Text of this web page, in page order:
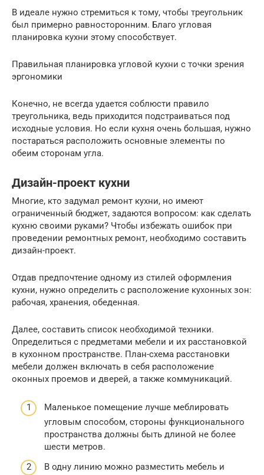
В идеале нужно стремиться к тому, чтобы треугольник
был примерно равносторонним. Благо угловая
планировка кухни этому способствует.
Правильная планировка угловой кухни с точки зрения
эргономики
Конечно, не всегда удается соблюсти правило
треугольника, ведь приходится подстраиваться под
исходные условия. Но если кухня очень большая, нужно
постараться расположить основные элементы по
обеим сторонам угла.
Дизайн-проект кухни
Многие, кто задумал ремонт кухни, но имеют
ограниченный бюджет, задаются вопросом: как сделать
кухню своими руками? Чтобы избежать ошибок при
проведении ремонтных ремонт, необходимо составить
дизайн-проект.
Отдав предпочтение одному из стилей оформления
кухни, нужно определить с расположение кухонных зон:
рабочая, хранения, обеденная.
Далее, составить список необходимой техники.
Определиться с предметами мебели и их расстановкой
в кухонном пространстве. План-схема расстановки
мебели должен включать в себя расположение
оконных проемов и дверей, а также коммуникаций.
Маленькое помещение лучше меблировать
угловым способом, стороны функционального
пространства должны быть длиной не более
шести метров.
В одну линию можно разместить мебель и